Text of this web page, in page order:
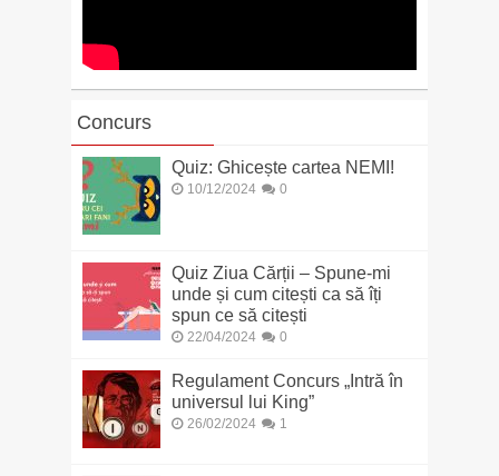
Concurs
Quiz: Ghicește cartea NEMI!
10/12/2024 0
Quiz Ziua Cărții – Spune-mi
unde și cum citești ca să îți
spun ce să citești
22/04/2024 0
Regulament Concurs „Intră în
universul lui King”
26/02/2024 1